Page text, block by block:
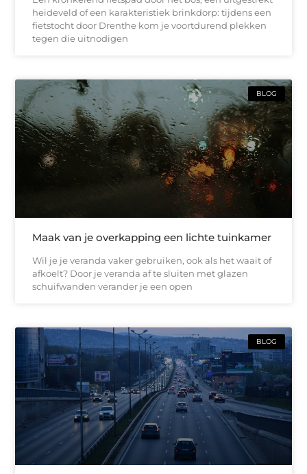
heideveld of een karakteristiek brinkdorp: tijdens een
fietstocht door Drenthe kom je voortdurend plekken
tegen die uitnodigen
BLOG
Maak van je overkapping een lichte tuinkamer
Wil je je veranda vaker gebruiken, ook als het waait of
afkoelt? Door je veranda af te sluiten met glazen
schuifwanden verander je een open
BLOG